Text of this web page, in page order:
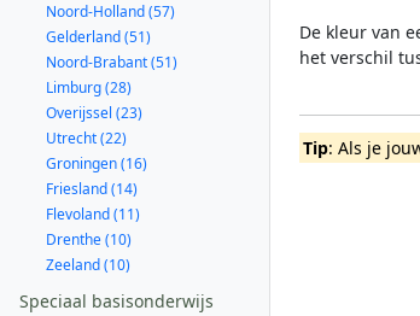
Noord-Holland (57)
Gelderland (51)
Noord-Brabant (51)
Limburg (28)
Overijssel (23)
Utrecht (22)
Groningen (16)
Friesland (14)
Flevoland (11)
Drenthe (10)
Zeeland (10)
Speciaal basisonderwijs
De kleur van
het verschil
Tip: Als je